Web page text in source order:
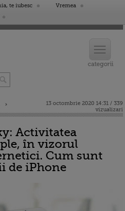
te iubesc
Vremea
13 octombrie 2020 14:31 / 339
vizualizari
Activitatea
în vizorul
Cum sunt
de iPhone